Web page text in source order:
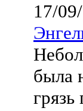
17/
была